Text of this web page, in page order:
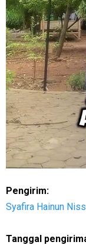
Pengirim:
Syafira Hainun
Tanggal